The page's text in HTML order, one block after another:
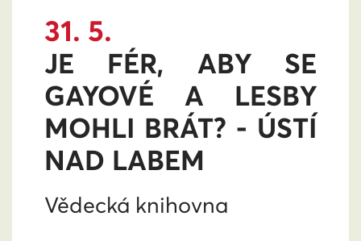
31. 5.
JE FÉR, ABY SE
GAYOVÉ A LESBY
MOHLI BRÁT? - ÚSTÍ
NAD LABEM
Vědecká knihovna